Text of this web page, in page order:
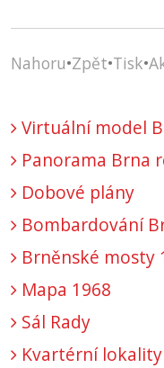
Nahoru•Zpět•Tisk•
Virtuální model
Panorama Brna
Dobové plány
Bombardování
Brněnské mosty
Mapa 1968
Sál Rady
Kvartérní